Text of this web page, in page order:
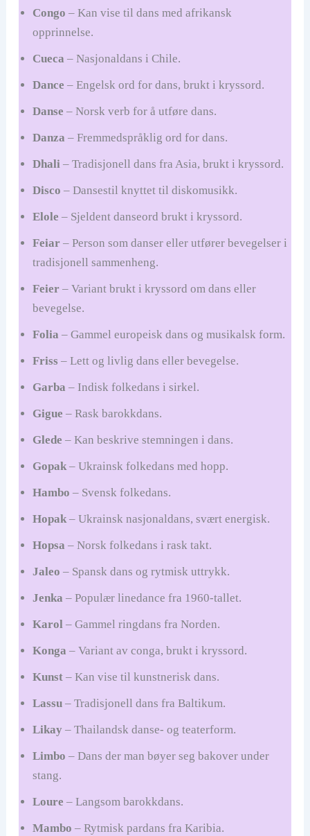
Congo – Kan vise til dans med afrikansk
opprinnelse.
Cueca – Nasjonaldans i Chile.
Dance – Engelsk ord for dans, brukt i kryssord.
Danse – Norsk verb for å utføre dans.
Danza – Fremmedspråklig ord for dans.
Dhali – Tradisjonell dans fra Asia, brukt i kryssord.
Disco – Dansestil knyttet til diskomusikk.
Elole – Sjeldent danseord brukt i kryssord.
Feiar – Person som danser eller utfører bevegelser i
tradisjonell sammenheng.
Feier – Variant brukt i kryssord om dans eller
bevegelse.
Folia – Gammel europeisk dans og musikalsk form.
Friss – Lett og livlig dans eller bevegelse.
Garba – Indisk folkedans i sirkel.
Gigue – Rask barokkdans.
Glede – Kan beskrive stemningen i dans.
Gopak– Ukrainsk folkedans med hopp.
Hambo – Svensk folkedans.
Hopak– Ukrainsk nasjonaldans, svært energisk.
Hopsa – Norsk folkedans i rask takt.
Jaleo – Spansk dans og rytmisk uttrykk.
Jenka – Populær linedance fra 1960-tallet.
Karol – Gammel ringdans fra Norden.
Konga – Variant av conga, brukt i kryssord.
Kunst– Kan vise til kunstnerisk dans.
Lassu– Tradisjonell dans fra Baltikum.
Likay – Thailandsk danse- og teaterform.
Limbo – Dans der man bøyer seg bakover under
stang.
Loure – Langsom barokkdans.
Mambo – Rytmisk pardans fra Karibia.